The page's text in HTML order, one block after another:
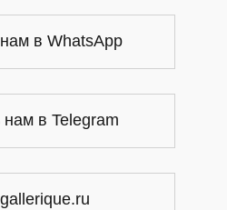
в WhatsApp
нам в Telegram